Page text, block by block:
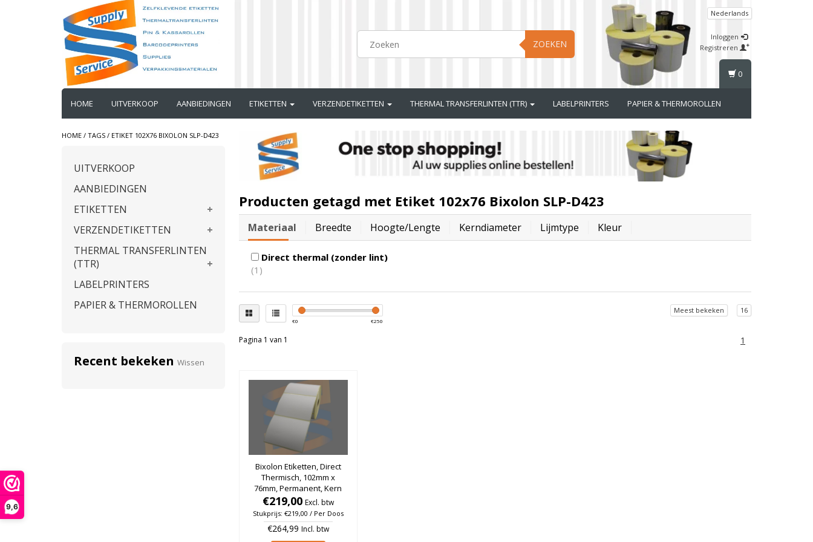
9,6
ZOEKEN
Nederlands
Inloggen
Registreren
HOME UITVERKOOP AANBIEDINGEN ETIKETTEN VERZENDETIKETTEN THERMAL TRANSFERLINTEN (TTR) LABELPRINTERS PAPIER & THERMOROLLEN
0
HOME / TAGS / ETIKET 102X76 BIXOLON SLP-D423
UITVERKOOP
AANBIEDINGEN
ETIKETTEN
VERZENDETIKETTEN
THERMAL TRANSFERLINTEN
(TTR)
LABELPRINTERS
PAPIER & THERMOROLLEN
Recent bekeken Wissen
Producten getagd met Etiket 102x76 Bixolon SLP-D423
Materiaal Breedte Hoogte/lengte Kerndiameter Lijmtype Kleur
Direct thermal (zonder lint)
(1)
€0 €250
Meest bekeken 16
Pagina 1 van 1 1
Bixolon Etiketten, Direct
Thermisch, 102mm x
76mm, Permanent, Kern
25mm, rol à 930 stuks
(Per doos)
€219,00 Excl. btw
Stukprijs: €219,00 / Per Doos
€264,99 Incl. btw